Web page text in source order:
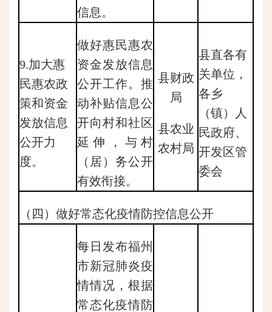
信息。
9.加大惠
民惠农政
策和资金
发放信息
公开力
度。
做好惠民惠农
资金发放信息
公开工作。推
动补贴信息公
开向村和社区
延伸，与村
（居）务公开
有效衔接。
县财政
局
县农业
农村局
县直各有
关单位，
各乡
（镇）人
民政府、
开发区管
委会
（四）做好常态化疫情防控信息公开
每日发布福州
市新冠肺炎疫
情情况，根据
常态化疫情防